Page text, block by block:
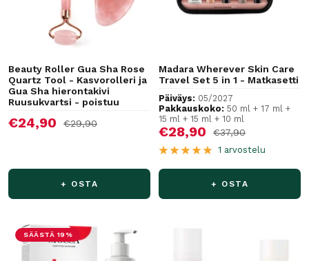
Beauty Roller Gua Sha Rose
Quartz Tool - Kasvorolleri ja
Gua Sha hierontakivi
Ruusukvartsi - poistuu
Alennushinta
€24,90 Normaalihinta
€29,90
+ OSTA
Madara Wherever Skin Care
Travel Set 5 in 1 - Matkasetti
Päiväys: 05/2027
Pakkauskoko: 50 ml + 17 ml +
15 ml + 15 ml + 10 ml
Alennushinta
€28,90 Normaalihinta
€37,90
1 arvostelu
+ OSTA
SÄÄSTÄ 19%